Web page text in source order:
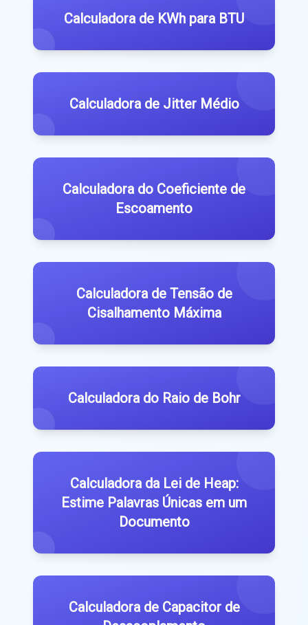
Calculadora de KWh para BTU
Calculadora de Jitter Médio
Calculadora do Coeficiente de
Escoamento
Calculadora de Tensão de
Cisalhamento Máxima
Calculadora do Raio de Bohr
Calculadora da Lei de Heap:
Estime Palavras Únicas em um
Documento
Calculadora de Capacitor de